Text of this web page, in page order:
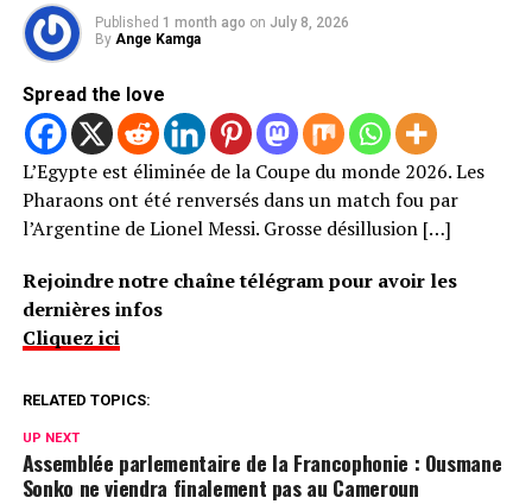
Published 1 month ago on July 8, 2026
By Ange Kamga
Spread the love
L’Egypte est éliminée de la Coupe du monde 2026. Les
Pharaons ont été renversés dans un match fou par
l’Argentine de Lionel Messi. Grosse désillusion […]
Rejoindre notre chaîne télégram pour avoir les
dernières infos
Cliquez ici
RELATED TOPICS:
UP NEXT
Assemblée parlementaire de la Francophonie : Ousmane
Sonko ne viendra finalement pas au Cameroun